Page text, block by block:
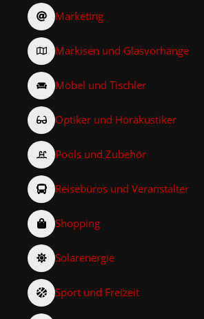
Marketing
Markisen und Glasvorhänge
Möbel und Tischler
Optiker und Hörakustiker
Pools und Zubehör
Reisebüros und Veranstalter
Shopping
Solarenergie
Sport und Freizeit